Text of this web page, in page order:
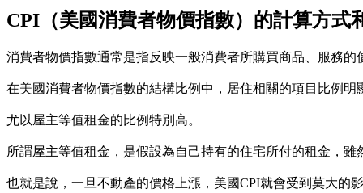
CPI（美國消費者物價指數）的計算方式
消費者物價指數通常是指反映一般消費者所購買商品、服務的
在美國消費者物價指數的結構比例中，居住相關的項目比例明
尤以屋主等值租金的比例特別高。
所謂屋主等值租金，是假設為自己持有的住宅所付的租金，
也就是說，一旦不動產的價格上漲，美國CPI就會受到莫大的